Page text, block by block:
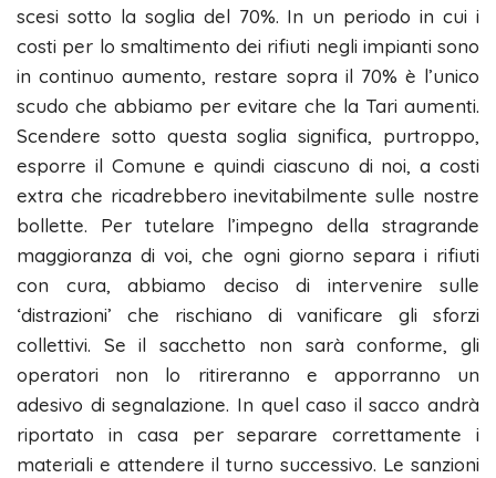
scesi sotto la soglia del 70%. In un periodo in cui i
costi per lo smaltimento dei rifiuti negli impianti sono
in continuo aumento, restare sopra il 70% è l’unico
scudo che abbiamo per evitare che la Tari aumenti.
Scendere sotto questa soglia significa, purtroppo,
esporre il Comune e quindi ciascuno di noi, a costi
extra che ricadrebbero inevitabilmente sulle nostre
bollette. Per tutelare l’impegno della stragrande
maggioranza di voi, che ogni giorno separa i rifiuti
con cura, abbiamo deciso di intervenire sulle
‘distrazioni’ che rischiano di vanificare gli sforzi
collettivi. Se il sacchetto non sarà conforme, gli
operatori non lo ritireranno e apporranno un
adesivo di segnalazione. In quel caso il sacco andrà
riportato in casa per separare correttamente i
materiali e attendere il turno successivo. Le sanzioni